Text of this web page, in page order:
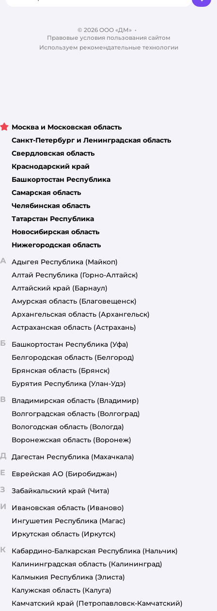
Блог
© 2026 ООО «ДМ» •
Правовые условия пользования сайтом
Используем рекомендательные технологии
Москва и Московская область
Санкт-Петербург и Ленинградская область
Свердловская область
Краснодарский край
Башкортостан Республика
Самарская область
Челябинская область
Татарстан Республика
Новосибирская область
Нижегородская область
А Адыгея Республика (Майкоп)
Алтай Республика (Горно-Алтайск)
Алтайский край (Барнаул)
Амурская область (Благовещенск)
Архангельская область (Архангельск)
Астраханская область (Астрахань)
Б Башкортостан Республика (Уфа)
Белгородская область (Белгород)
Брянская область (Брянск)
Бурятия Республика (Улан-Удэ)
В Владимирская область (Владимир)
Волгоградская область (Волгоград)
Вологодская область (Вологда)
Воронежская область (Воронеж)
Д Дагестан Республика (Махачкала)
Е Еврейская АО (Биробиджан)
З Забайкальский край (Чита)
И Ивановская область (Иваново)
Ингушетия Республика (Магас)
Иркутская область (Иркутск)
К Кабардино-Балкарская Республика (Нальчик)
Калининградская область (Калининград)
Калмыкия Республика (Элиста)
Калужская область (Калуга)
Камчатский край (Петропавловск-Камчатский)